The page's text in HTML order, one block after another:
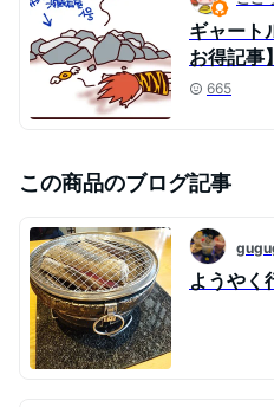
ギャート
お得記事】
665
この商品のブログ記事
ようやく